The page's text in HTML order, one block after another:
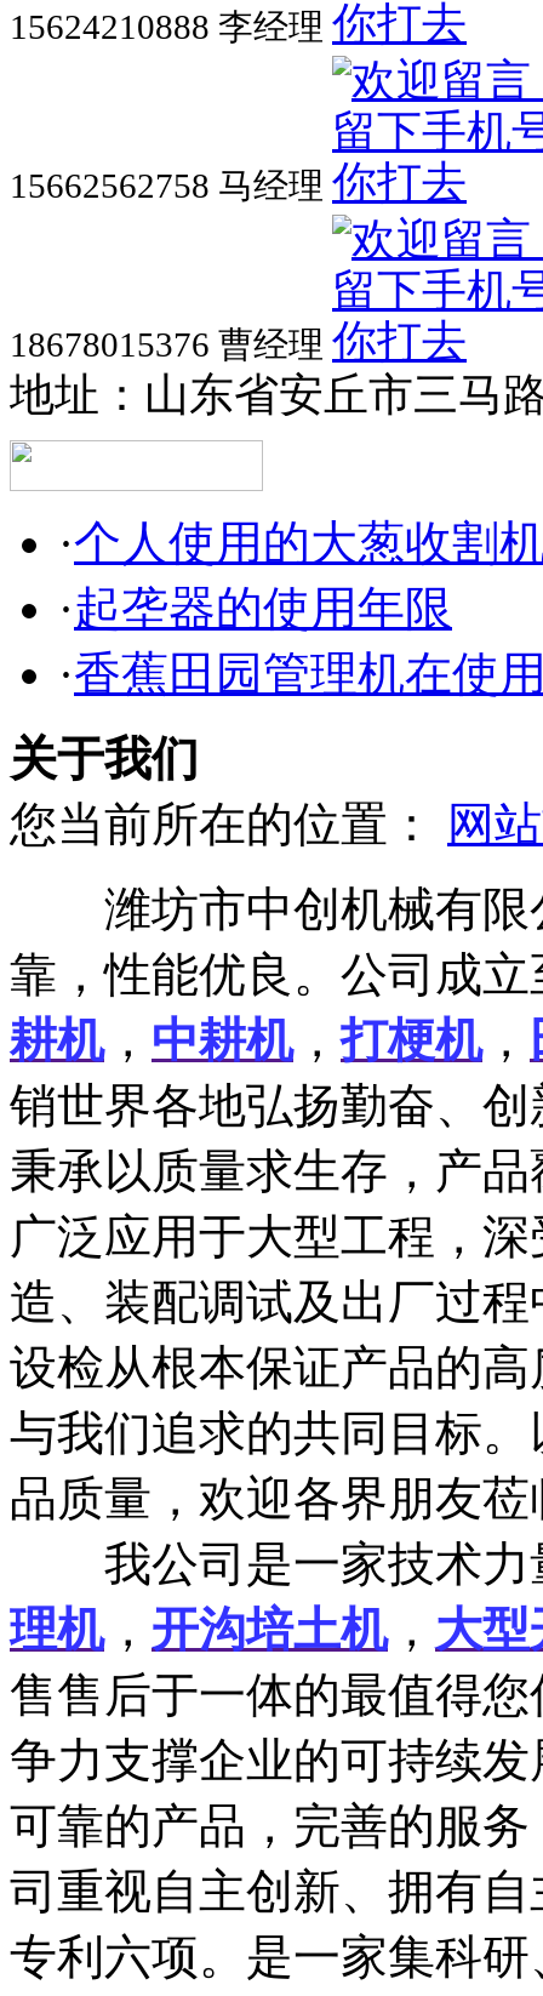
15624210888 李经理
15662562758 马经理
18678015376 曹经理
地址：山东省安丘市三马
·个人使用的大葱收割
·起垄器的使用年限
·香蕉田园管理机在使
关于我们
您当前所在的位置：
网
潍坊市中创机械有限
靠，性能优良。公司成
耕机， 中耕机，打梗机，
销世界各地弘扬勤奋、
秉承以质量求生存，产
广泛应用于大型工程，
造、装配调试及出厂过
设检从根本保证产品的
与我们追求的共同目标
品质量，欢迎各界朋友
我公司是一家技术力
理机， 开沟培土机， 大型
售售后于一体的最值得
争力支撑企业的可持续
可靠的产品，完善的服
司重视自主创新、拥有
专利六项。是一家集科